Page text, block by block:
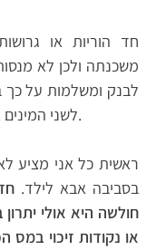
חד הוריות או
משכנתה ולכן לא
לבנק ומשלמות על כך
לשני המינים אך בחרתי הפעם לכתוב בלשון נקבה.
ראשית כל אני מציע
בסביבה אבא לילד.
חולשה היא אולי
או נקודות זיכוי